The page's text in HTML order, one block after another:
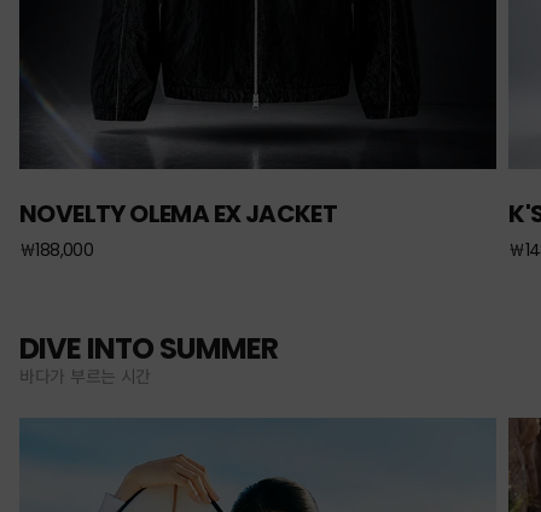
NOVELTY OLEMA EX JACKET
￦188,000 ￦
DIVE INTO SUMMER
바다가 부르는 시간